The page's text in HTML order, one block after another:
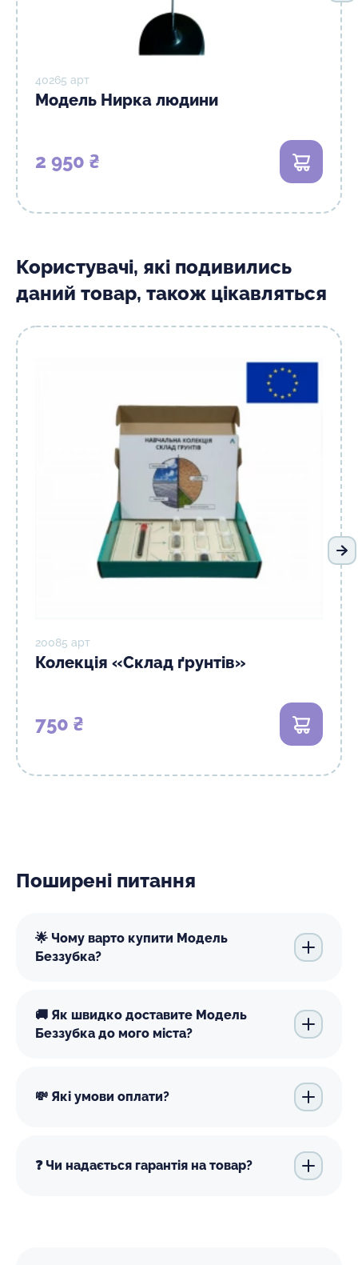
40265 арт
Модель Нирка людини
2 950 ₴ В кошик
Користувачі, які подивились
даний товар, також цікавляться
20085 арт
Колекція «Склад ґрунтів»
750 ₴ В кошик
Поширені питання
🌟 Чому варто купити Модель
Беззубка?
🚚 Як швидко доставите Модель
Беззубка до мого міста?
💸 Які умови оплати?
❓ Чи надається гарантія на товар?